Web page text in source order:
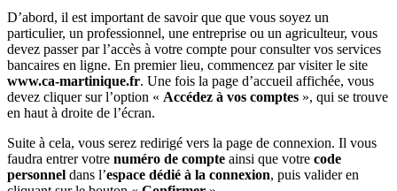
D’abord, il est important de savoir que que vous soyez un
particulier, un professionnel, une entreprise ou un agriculteur, vous
devez passer par l’accès à votre compte pour consulter vos services
bancaires en ligne. En premier lieu, commencez par visiter le site
www.ca-martinique.fr. Une fois la page d’accueil affichée, vous
devez cliquer sur l’option « Accédez à vos comptes », qui se trouve
en haut à droite de l’écran.
Suite à cela, vous serez redirigé vers la page de connexion. Il vous
faudra entrer votre numéro de compte ainsi que votre code
personnel dans l’espace dédié à la connexion, puis valider en